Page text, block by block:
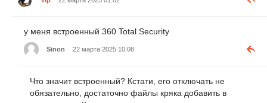
у меня встроенный 360 Total Security
Sinon 22 марта 2025 10:08
Что значит встроенный? Кстати, его отключать не
обязательно, достаточно файлы кряка добавить в